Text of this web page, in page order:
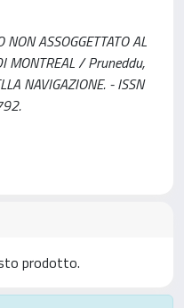
ASSOGGETTATO AL
MONTREAL / Pruneddu,
NAVIGAZIONE. - ISSN
prodotto.